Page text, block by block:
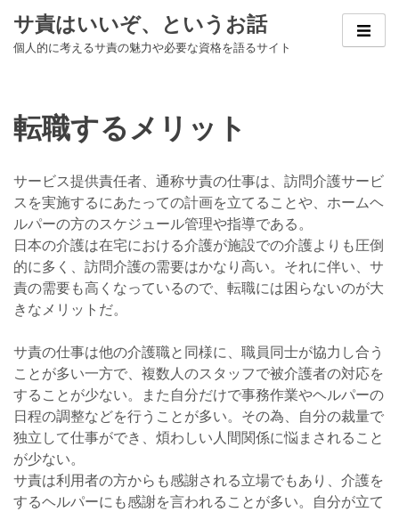
content
サ責はいいぞ、というお話
個人的に考えるサ責の魅力や必要な資格を語るサイト
転職するメリット
サービス提供責任者、通称サ責の仕事は、訪問介護サービ
スを実施するにあたっての計画を立てることや、ホームヘ
ルパーの方のスケジュール管理や指導である。
日本の介護は在宅における介護が施設での介護よりも圧倒
的に多く、訪問介護の需要はかなり高い。それに伴い、サ
責の需要も高くなっているので、転職には困らないのが大
きなメリットだ。
サ責の仕事は他の介護職と同様に、職員同士が協力し合う
ことが多い一方で、複数人のスタッフで被介護者の対応を
することが少ない。また自分だけで事務作業やヘルパーの
日程の調整などを行うことが多い。その為、自分の裁量で
独立して仕事ができ、煩わしい人間関係に悩まされること
が少ない。
サ責は利用者の方からも感謝される立場でもあり、介護を
するヘルパーにも感謝を言われることが多い。自分が立て